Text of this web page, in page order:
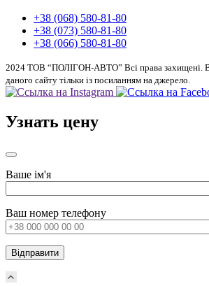
+38 (068) 580-81-80
+38 (073) 580-81-80
+38 (066) 580-81-80
2024 ТОВ “ПОЛІГОН-АВТО” Всі права захищені.
даного сайту тільки із посиланням на джерело.
Узнать цену
Ваше ім'я
Ваш номер телефону